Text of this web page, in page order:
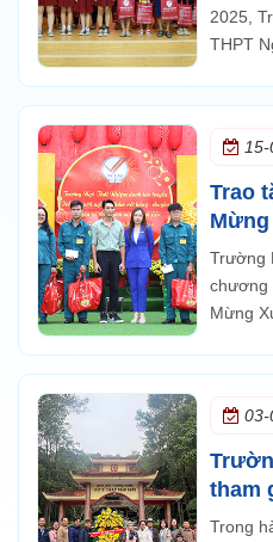
2025,
THPT
Trao
Mừng
Trường
chương
Mừng
03-
tham
Trong